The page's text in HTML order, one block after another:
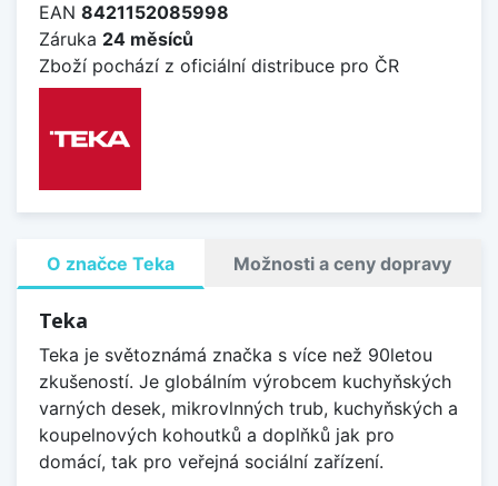
EAN 8421152085998
Záruka 24 měsíců
Zboží pochází z oficiální distribuce pro ČR
O značce Teka Možnosti a ceny dopravy
Teka
Teka je světoznámá značka s více než 90letou
zkušeností. Je globálním výrobcem kuchyňských
varných desek, mikrovlnných trub, kuchyňských a
koupelnových kohoutků a doplňků jak pro
domácí, tak pro veřejná sociální zařízení.